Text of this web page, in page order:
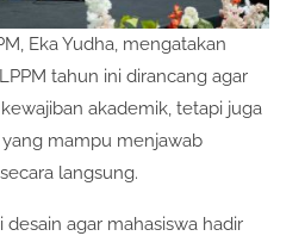
Eka Yudha, mengatakan
tahun ini dirancang agar
akademik, tetapi juga
mampu menjawab
langsung.
desain agar mahasiswa hadir